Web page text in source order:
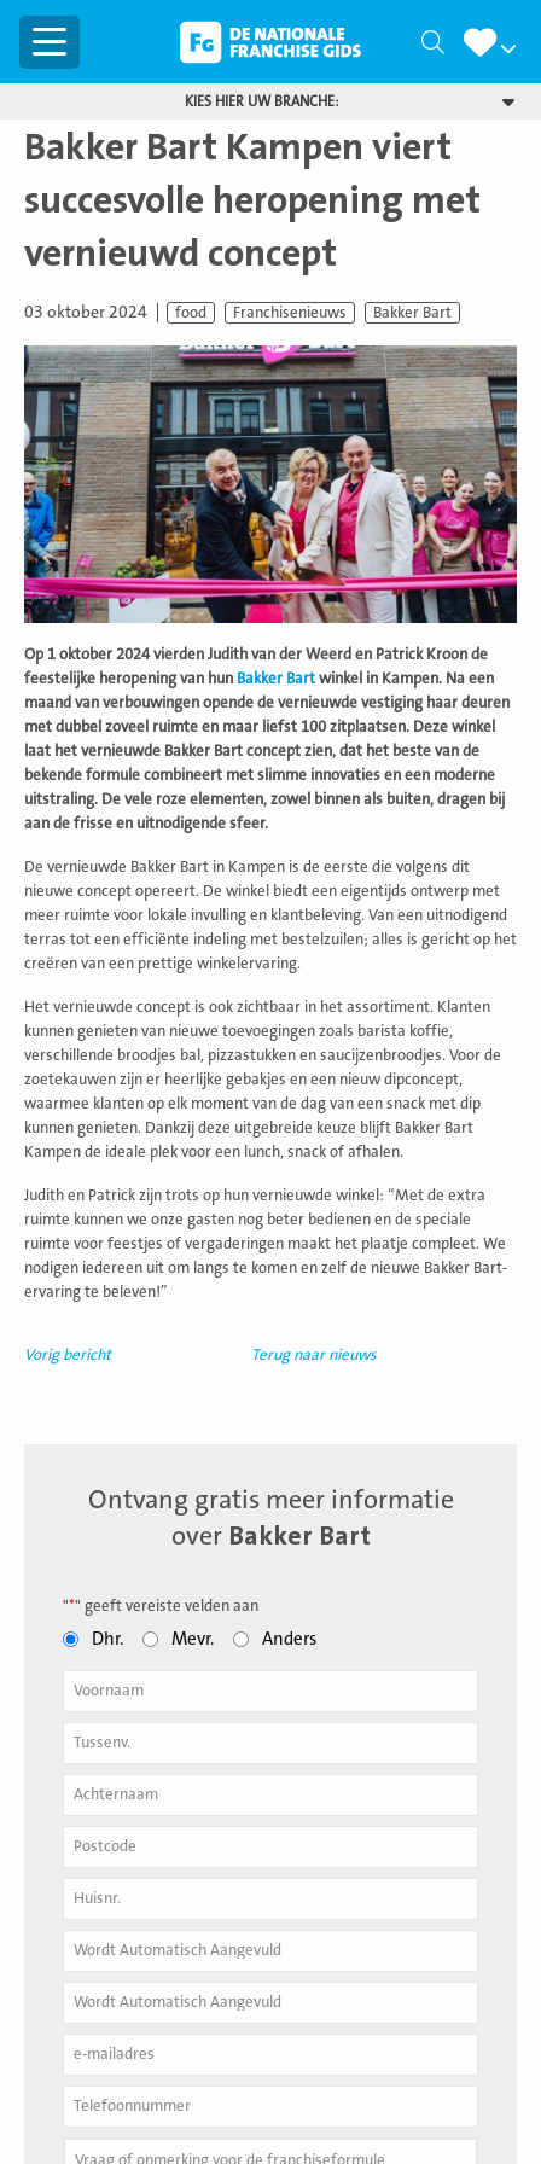
Menu Zoeken
KIES HIER UW BRANCHE:
Bakker Bart Kampen viert
succesvolle heropening met
vernieuwd concept
03 oktober 2024 food Franchisenieuws Bakker Bart
Op 1 oktober 2024 vierden Judith van der Weerd en Patrick Kroon de
feestelijke heropening van hun Bakker Bart winkel in Kampen. Na een
maand van verbouwingen opende de vernieuwde vestiging haar deuren
met dubbel zoveel ruimte en maar liefst 100 zitplaatsen. Deze winkel
laat het vernieuwde Bakker Bart concept zien, dat het beste van de
bekende formule combineert met slimme innovaties en een moderne
uitstraling. De vele roze elementen, zowel binnen als buiten, dragen bij
aan de frisse en uitnodigende sfeer.
De vernieuwde Bakker Bart in Kampen is de eerste die volgens dit
nieuwe concept opereert. De winkel biedt een eigentijds ontwerp met
meer ruimte voor lokale invulling en klantbeleving. Van een uitnodigend
terras tot een efficiënte indeling met bestelzuilen; alles is gericht op het
creëren van een prettige winkelervaring.
Het vernieuwde concept is ook zichtbaar in het assortiment. Klanten
kunnen genieten van nieuwe toevoegingen zoals barista koffie,
verschillende broodjes bal, pizzastukken en saucijzenbroodjes. Voor de
zoetekauwen zijn er heerlijke gebakjes en een nieuw dipconcept,
waarmee klanten op elk moment van de dag van een snack met dip
kunnen genieten. Dankzij deze uitgebreide keuze blijft Bakker Bart
Kampen de ideale plek voor een lunch, snack of afhalen.
Judith en Patrick zijn trots op hun vernieuwde winkel: “Met de extra
ruimte kunnen we onze gasten nog beter bedienen en de speciale
ruimte voor feestjes of vergaderingen maakt het plaatje compleet. We
nodigen iedereen uit om langs te komen en zelf de nieuwe Bakker Bart-
ervaring te beleven!”
Vorig bericht Terug naar nieuws
Ontvang gratis meer informatie
over Bakker Bart
"*" geeft vereiste velden aan
Dhr. Mevr. Anders